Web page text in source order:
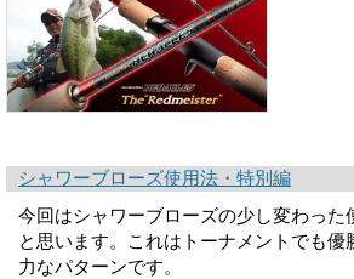
シャワーブローズ使用法・特別編
今回はシャワーブローズの少し変わった
と思います。これはトーナメントでも優
力なパターンです。